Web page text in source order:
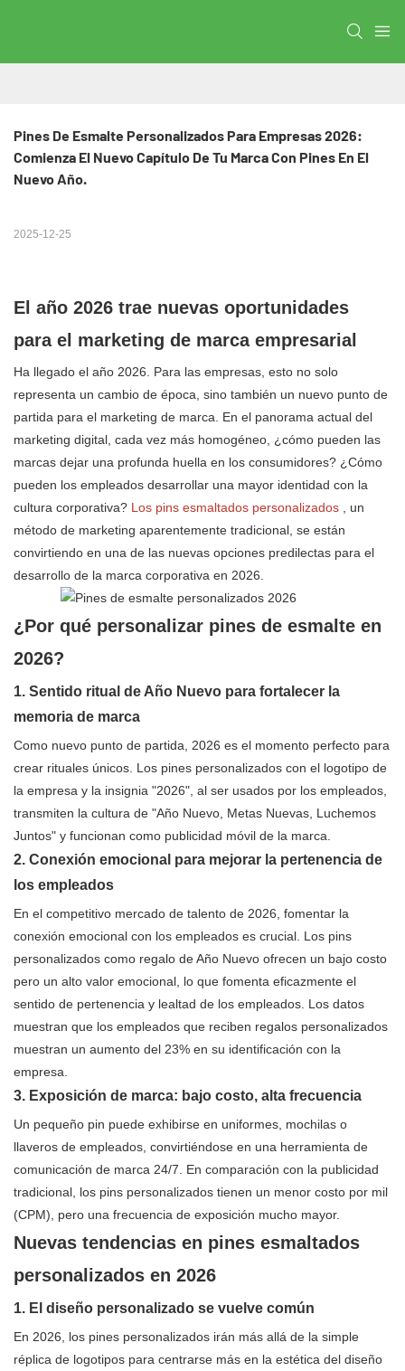
Pines De Esmalte Personalizados Para Empresas 2026:
Comienza El Nuevo Capítulo De Tu Marca Con Pines En El
Nuevo Año.
2025-12-25
El año 2026 trae nuevas oportunidades
para el marketing de marca empresarial
Ha llegado el año 2026. Para las empresas, esto no solo
representa un cambio de época, sino también un nuevo punto de
partida para el marketing de marca. En el panorama actual del
marketing digital, cada vez más homogéneo, ¿cómo pueden las
marcas dejar una profunda huella en los consumidores? ¿Cómo
pueden los empleados desarrollar una mayor identidad con la
cultura corporativa? Los pins esmaltados personalizados , un
método de marketing aparentemente tradicional, se están
convirtiendo en una de las nuevas opciones predilectas para el
desarrollo de la marca corporativa en 2026.
¿Por qué personalizar pines de esmalte en
2026?
1. Sentido ritual de Año Nuevo para fortalecer la
memoria de marca
Como nuevo punto de partida, 2026 es el momento perfecto para
crear rituales únicos. Los pines personalizados con el logotipo de
la empresa y la insignia "2026", al ser usados ​​por los empleados,
transmiten la cultura de "Año Nuevo, Metas Nuevas, Luchemos
Juntos" y funcionan como publicidad móvil de la marca.
2. Conexión emocional para mejorar la pertenencia de
los empleados
En el competitivo mercado de talento de 2026, fomentar la
conexión emocional con los empleados es crucial. Los pins
personalizados como regalo de Año Nuevo ofrecen un bajo costo
pero un alto valor emocional, lo que fomenta eficazmente el
sentido de pertenencia y lealtad de los empleados. Los datos
muestran que los empleados que reciben regalos personalizados
muestran un aumento del 23% en su identificación con la
empresa.
3. Exposición de marca: bajo costo, alta frecuencia
Un pequeño pin puede exhibirse en uniformes, mochilas o
llaveros de empleados, convirtiéndose en una herramienta de
comunicación de marca 24/7. En comparación con la publicidad
tradicional, los pins personalizados tienen un menor costo por mil
(CPM), pero una frecuencia de exposición mucho mayor.
Nuevas tendencias en pines esmaltados
personalizados en 2026
1. El diseño personalizado se vuelve común
En 2026, los pines personalizados irán más allá de la simple
réplica de logotipos para centrarse más en la estética del diseño